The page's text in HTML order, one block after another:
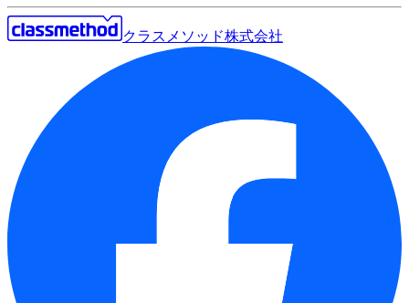
クラスメソッド株式会社